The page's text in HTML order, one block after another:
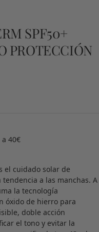
SPF50+
PROTECCIÓN
40€
el cuidado solar de
a las manchas. A
la tecnología
óxido de hierro para
doble acción
el tono y evitar la